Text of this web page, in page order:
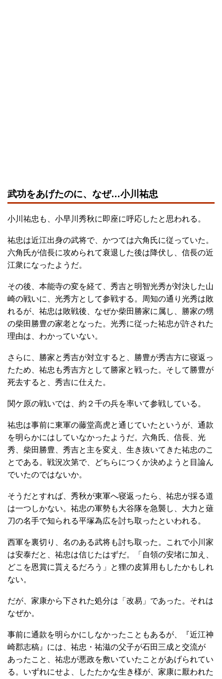
武功をあげたのに、なぜ…小川祐忠
小川祐忠も、小早川秀秋に即座に呼応したと思われる。
祐忠は近江出身の武将で、かつては六角氏に従っていた。
六角氏が信長に攻められて衰退した後は降伏し、信長の近
江衆になったようだ。
その後、本能寺の変を経て、秀吉と明智光秀が対決した山
崎の戦いに、光秀方として参戦する。周知の通り光秀は敗
れるが、祐忠は敗戦後、なぜか柴田勝家に属し、勝家の甥
の柴田勝豊の家老となった。光秀に従った祐忠が許された
理由は、わかっていない。
さらに、勝家と秀吉が対立すると、勝豊が秀吉方に寝返っ
たため、祐忠も秀吉方として勝家と戦った。そして勝豊が
死去すると、秀吉に仕えた。
関ケ原の戦いでは、約２千の兵を率いて参戦している。
祐忠は事前に東軍の藤堂高虎と通じていたというが、通款
を明らかにはしていなかったようだ。六角氏、信長、光
秀、柴田勝豊、秀吉と主を変え、生き抜いてきた祐忠のこ
とである。戦況次第で、どちらにつくか決めようと目論ん
でいたのではないか。
そうだとすれば、秀秋が東軍へ寝返ったら、祐忠が採る道
は一つしかない。祐忠の軍勢も大谷隊を急襲し、大力と薙
刀の名手で知られる平塚為広を討ち取ったといわれる。
西軍を裏切り、名のある武将も討ち取った。これで小川家
は安泰だと、祐忠は信じたはずだ。「自領の安堵に加え、
どこを恩賞に貰えるだろう」と狸の皮算用もしたかもしれ
ない。
だが、家康から下された処分は「改易」であった。それは
なぜか。
事前に通款を明らかにしなかったこともあるが、『近江神
崎郡志稿』には、祐忠・祐滋の父子が石田三成と交流が
あったこと、祐忠が悪政を敷いていたことがあげられてい
る。いずれにせよ、したたかな生き様が、家康に厭われた